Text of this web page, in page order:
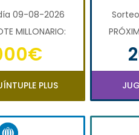
09-08-2026
MILLONARIO:
PLUS